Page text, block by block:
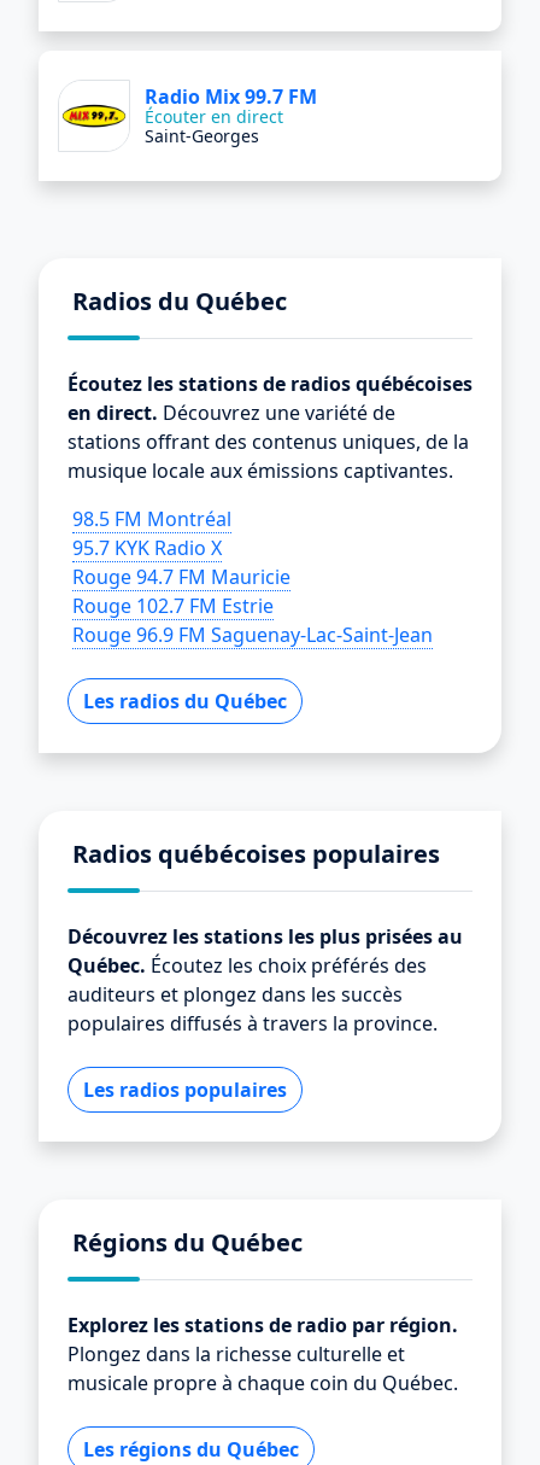
Radio Mix 99.7 FM
Écouter en direct
Saint-Georges
Radios du Québec
Écoutez les stations de radios québécoises
en direct. Découvrez une variété de
stations offrant des contenus uniques, de la
musique locale aux émissions captivantes.
98.5 FM Montréal
95.7 KYK Radio X
Rouge 94.7 FM Mauricie
Rouge 102.7 FM Estrie
Rouge 96.9 FM Saguenay-Lac-Saint-Jean
Les radios du Québec
Radios québécoises populaires
Découvrez les stations les plus prisées au
Québec. Écoutez les choix préférés des
auditeurs et plongez dans les succès
populaires diffusés à travers la province.
Les radios populaires
Régions du Québec
Explorez les stations de radio par région.
Plongez dans la richesse culturelle et
musicale propre à chaque coin du Québec.
Les régions du Québec